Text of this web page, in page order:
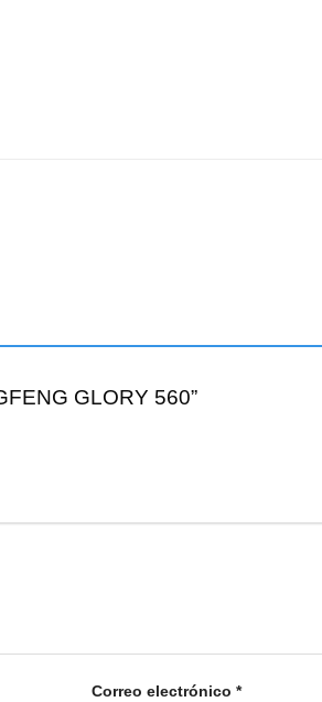
GLORY 560”
Correo electrónico *